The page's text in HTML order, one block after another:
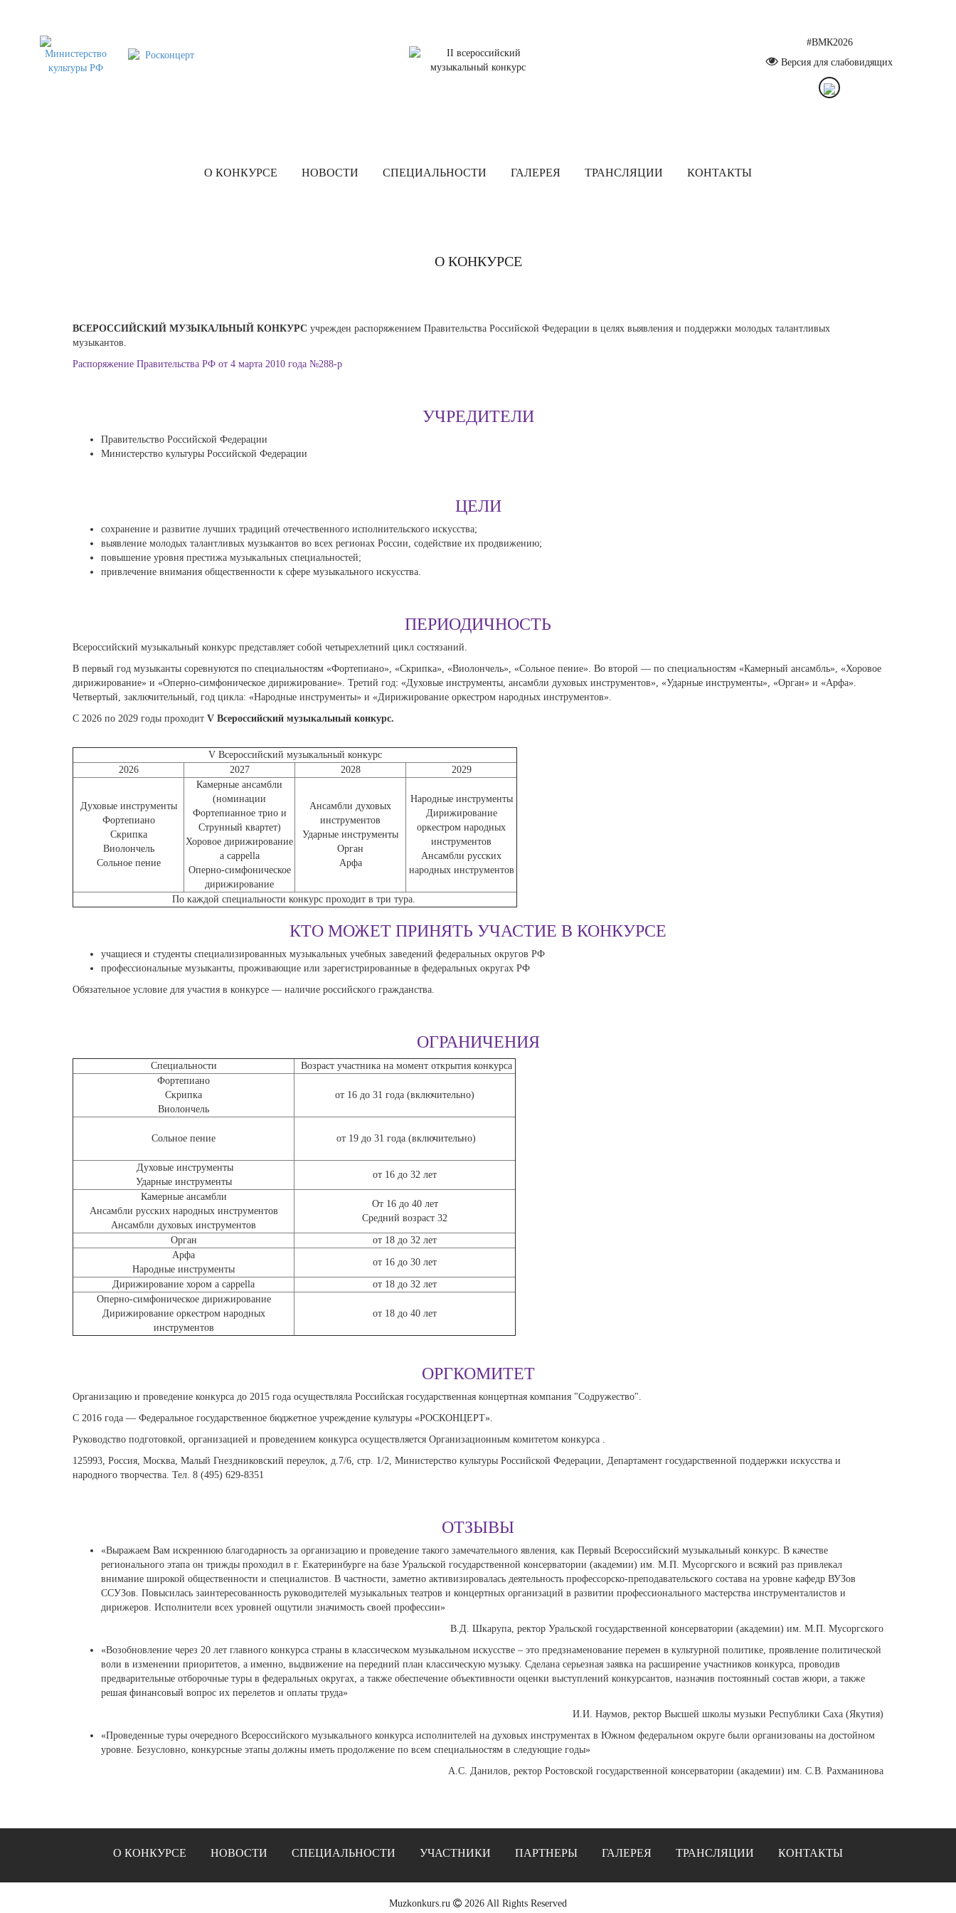
#ВМК2026
Версия для слабовидящих
О КОНКУРСЕ НОВОСТИ СПЕЦИАЛЬНОСТИ ГАЛЕРЕЯ ТРАНСЛЯЦИИ КОНТАКТЫ
О КОНКУРСЕ
ВСЕРОССИЙСКИЙ МУЗЫКАЛЬНЫЙ КОНКУРС учрежден распоряжением Правительства Российской Федерации в целях выявления и поддержки молодых талантливых
музыкантов.
Распоряжение Правительства РФ от 4 марта 2010 года №288-р
УЧРЕДИТЕЛИ
Правительство Российской Федерации
Министерство культуры Российской Федерации
ЦЕЛИ
сохранение и развитие лучших традиций отечественного исполнительского искусства;
выявление молодых талантливых музыкантов во всех регионах России, содействие их продвижению;
повышение уровня престижа музыкальных специальностей;
привлечение внимания общественности к сфере музыкального искусства.
ПЕРИОДИЧНОСТЬ
Всероссийский музыкальный конкурс представляет собой четырехлетний цикл состязаний.
В первый год музыканты соревнуются по специальностям «Фортепиано», «Скрипка», «Виолончель», «Сольное пение». Во второй — по специальностям «Камерный ансамбль», «Хоровое
дирижирование» и «Оперно-симфоническое дирижирование». Третий год: «Духовые инструменты, ансамбли духовых инструментов», «Ударные инструменты», «Орган» и «Арфа».
Четвертый, заключительный, год цикла: «Народные инструменты» и «Дирижирование оркестром народных инструментов».
С 2026 по 2029 годы проходит V Всероссийский музыкальный конкурс.
V Всероссийский музыкальный конкурс
2026
2027 2028 2029
Духовые инструменты
Фортепиано
Скрипка
Виолончель
Сольное пение
Камерные ансамбли
(номинации
Фортепианное трио и
Струнный квартет)
Хоровое дирижирование
a cappella
Оперно-симфоническое
дирижирование
Ансамбли духовых
инструментов
Ударные инструменты
Орган
Арфа
Народные инструменты
Дирижирование
оркестром народных
инструментов
Ансамбли русских
народных инструментов
По каждой специальности конкурс проходит в три тура.
КТО МОЖЕТ ПРИНЯТЬ УЧАСТИЕ В КОНКУРСЕ
учащиеся и студенты специализированных музыкальных учебных заведений федеральных округов РФ
профессиональные музыканты, проживающие или зарегистрированные в федеральных округах РФ
Обязательное условие для участия в конкурсе — наличие российского гражданства.
ОГРАНИЧЕНИЯ
Специальности
Возраст участника на момент открытия конкурса
Фортепиано
Скрипка
Виолончель
от 16 до 31 года (включительно)
Сольное пение от 19 до 31 года (включительно)
Духовые инструменты
Ударные инструменты
от 16 до 32 лет
Камерные ансамбли
Ансамбли русских народных инструментов
Ансамбли духовых инструментов
От 16 до 40 лет
Средний возраст 32
Орган
от 18 до 32 лет
Арфа
Народные инструменты
от 16 до 30 лет
Дирижирование хором a cappella
от 18 до 32 лет
Оперно-симфоническое дирижирование
Дирижирование оркестром народных
инструментов
от 18 до 40 лет
ОРГКОМИТЕТ
Организацию и проведение конкурса до 2015 года осуществляла Российская государственная концертная компания "Содружество".
С 2016 года — Федеральное государственное бюджетное учреждение культуры «РОСКОНЦЕРТ».
Руководство подготовкой, организацией и проведением конкурса осуществляется Организационным комитетом конкурса .
125993, Россия, Москва, Малый Гнездниковский переулок, д.7/6, стр. 1/2, Министерство культуры Российской Федерации, Департамент государственной поддержки искусства и
народного творчества. Тел. 8 (495) 629-8351
ОТЗЫВЫ
«Выражаем Вам искреннюю благодарность за организацию и проведение такого замечательного явления, как Первый Всероссийский музыкальный конкурс. В качестве
регионального этапа он трижды проходил в г. Екатеринбурге на базе Уральской государственной консерватории (академии) им. М.П. Мусоргского и всякий раз привлекал
внимание широкой общественности и специалистов. В частности, заметно активизировалась деятельность профессорско-преподавательского состава на уровне кафедр ВУЗов
ССУЗов. Повысилась заинтересованность руководителей музыкальных театров и концертных организаций в развитии профессионального мастерства инструменталистов и
дирижеров. Исполнители всех уровней ощутили значимость своей профессии»
В.Д. Шкарупа, ректор Уральской государственной консерватории (академии) им. М.П. Мусоргского
«Возобновление через 20 лет главного конкурса страны в классическом музыкальном искусстве – это предзнаменование перемен в культурной политике, проявление политической
воли в изменении приоритетов, а именно, выдвижение на передний план классическую музыку. Сделана серьезная заявка на расширение участников конкурса, проводив
предварительные отборочные туры в федеральных округах, а также обеспечение объективности оценки выступлений конкурсантов, назначив постоянный состав жюри, а также
решая финансовый вопрос их перелетов и оплаты труда»
И.И. Наумов, ректор Высшей школы музыки Республики Саха (Якутия)
«Проведенные туры очередного Всероссийского музыкального конкурса исполнителей на духовых инструментах в Южном федеральном округе были организованы на достойном
уровне. Безусловно, конкурсные этапы должны иметь продолжение по всем специальностям в следующие годы»
А.С. Данилов, ректор Ростовской государственной консерватории (академии) им. С.В. Рахманинова
О КОНКУРСЕ НОВОСТИ СПЕЦИАЛЬНОСТИ УЧАСТНИКИ ПАРТНЕРЫ ГАЛЕРЕЯ ТРАНСЛЯЦИИ КОНТАКТЫ
Muzkonkurs.ru 2026 All Rights Reserved